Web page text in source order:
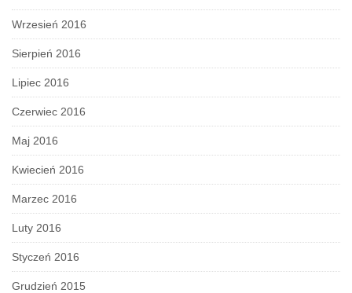
Wrzesień 2016
Sierpień 2016
Lipiec 2016
Czerwiec 2016
Maj 2016
Kwiecień 2016
Marzec 2016
Luty 2016
Styczeń 2016
Grudzień 2015